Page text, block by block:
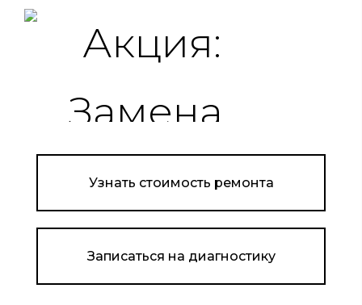
Узнать стоимость ремонта
Записаться на диагностику